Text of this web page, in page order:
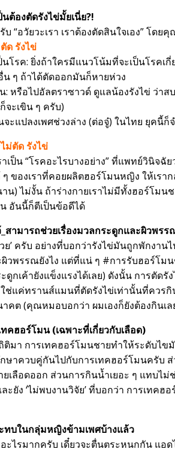
ต้องตัดรังไข่มั้ยเนี่ย?!
“อวัยวะเรา เราต้องตัดสินใจเอง” โ
ด รังไข่
นโรค: ยิ่งถ้าใครมีแนวโน้มที่จะเป็นโรค
น ๆ ถ้าได้ตัดออกมันก็หายห่วง
: หรือไปอัลตราซาวด์ ดูแลน้องรังไข่ ว่า
จะเขิน ๆ ครับ)
ะแปลงเพศช่วงล่าง (ต่อจู๋) ในไทย ยุคนี้
ม่ตัด รังไข่
ป็น “โรคอะไรบางอย่าง” ที่แพทย์วินิจฉั
ๆ ของเราที่คอยผลิตฮอร์โมนหญิง ให้เร
น) ไม่งั้น ถ้าร่างกายเราไม่มีทั้งฮอร์โม
น อันนี้ก็ตีเป็นข้อดีได้
สามารถช่วยเรื่องมวลกระดูกและผิวพรร
’ ครับ อย่างที่บอกว่ารังไข่มันถูกพักงา
ผิวพรรณยังไง แต่ที่แน่ ๆ #การรับฮอร์โม
ดูกเค้ายังแข็งแรงได้เลย) ดังนั้น การตั
ช่แค่ทรานส์แมนที่ตัดรังไข่เท่านั้นที่ควรกิ
าคต (คุณหมอบอกว่า ผมเองก็ยังต้องกินเล
คฮอร์โมน (เฉพาะที่เกี่ยวกับเลือด)
มา การเทคฮอร์โมนชายทำให้ระดับไข
กษาควบคู่กันไปกับการเทคฮอร์โมนครั
เลือดออก ส่วนการกินน้ำเยอะ ๆ แทบไ
ยัง ‘ไม่พบงานวิจัย’ ที่บอกว่า การเทค
ทบในกลุ่มหญิงข้ามเพศบ้างแล้ว
อะไรมากครับ เดี๋ยวจะตื่นตระหนกกัน